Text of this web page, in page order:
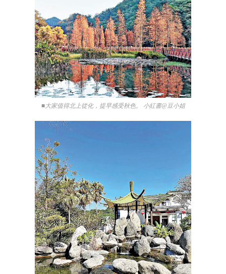
■大家值得北上從化，提早感受秋色。 小紅書@豆小姐